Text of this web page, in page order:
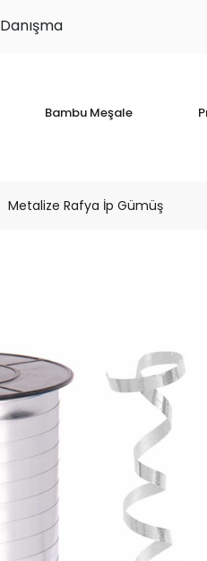
Bambu Meşale
Metalize Rafya İp Gümüş